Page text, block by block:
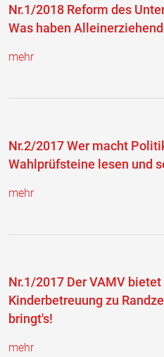
Nr.1/2018 Reform des
Was haben
mehr
Nr.2/2017 Wer macht
Wahlprüfsteine lesen und
mehr
Nr.1/2017 Der VAMV
Kinderbetreuung zu
bringt's!
mehr